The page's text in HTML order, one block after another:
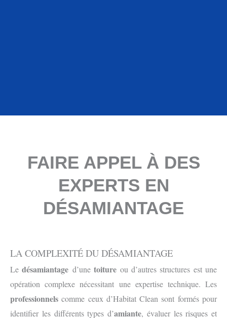
FAIRE APPEL À DES
EXPERTS EN
DÉSAMIANTAGE
LA COMPLEXITÉ DU DÉSAMIANTAGE
Ledésamiantage d’unetoiture ou d’autres structures est une
opération complexe nécessitant une expertise technique. Les
professionnels comme ceux d’Habitat Clean sont formés pour
identifier les différents types d’amiante, évaluer les risques et